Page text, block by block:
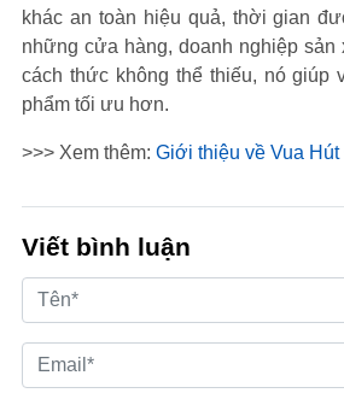
khác an toàn hiệu quả, thời gian
những cửa hàng, doanh nghiệp sản
cách thức không thể thiếu, nó giúp
phẩm tối ưu hơn.
>>> Xem thêm: Giới thiệu về Vua
Viết bình luận